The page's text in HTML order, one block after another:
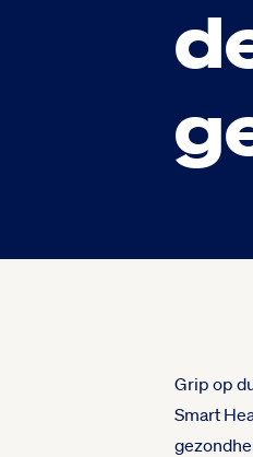
Grip op
Smart